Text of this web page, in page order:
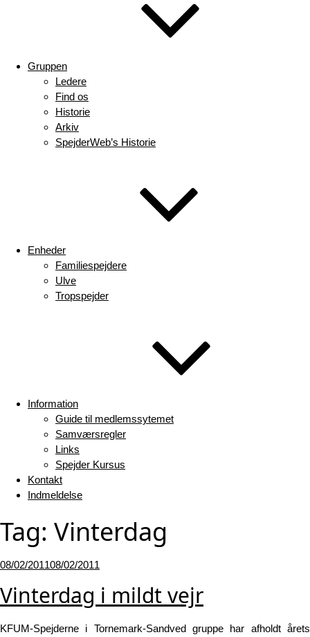
Gruppen
Ledere
Find os
Historie
Arkiv
SpejderWeb’s Historie
Enheder
Familiespejdere
Ulve
Tropspejder
Information
Guide til medlemssytemet
Samværsregler
Links
Spejder Kursus
Kontakt
Indmeldelse
Tag: Vinterdag
Udgivet
08/02/201108/02/2011
Vinterdag i mildt vejr
KFUM-Spejderne i Tornemark-Sandved gruppe har afholdt årets